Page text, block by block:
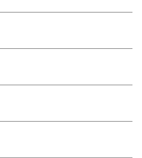
バーデザイン)
クトリー)